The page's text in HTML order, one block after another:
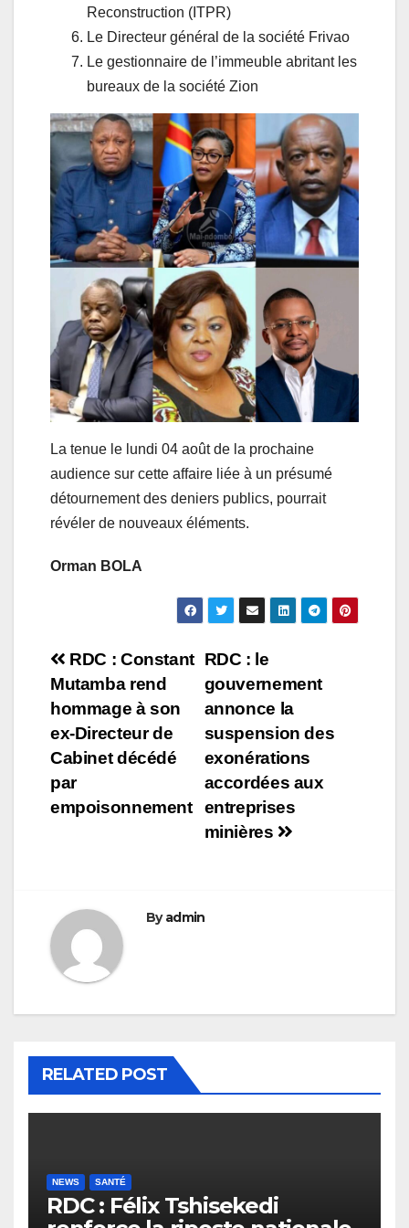
Reconstruction (ITPR)
Le Directeur général de la société Frivao
Le gestionnaire de l’immeuble abritant les
bureaux de la société Zion
La tenue le lundi 04 août de la prochaine
audience sur cette affaire liée à un présumé
détournement des deniers publics, pourrait
révéler de nouveaux éléments.
Orman BOLA
Navigation
de
l’article
RDC : le
gouvernement
annonce la
suspension des
exonérations
accordées aux
entreprises
minières
RDC : Constant
Mutamba rend
hommage à son
ex-Directeur de
Cabinet décédé
par
empoisonnement
Byadmin
RELATED POST
NEWS SANTÉ
RDC : Félix Tshisekedi